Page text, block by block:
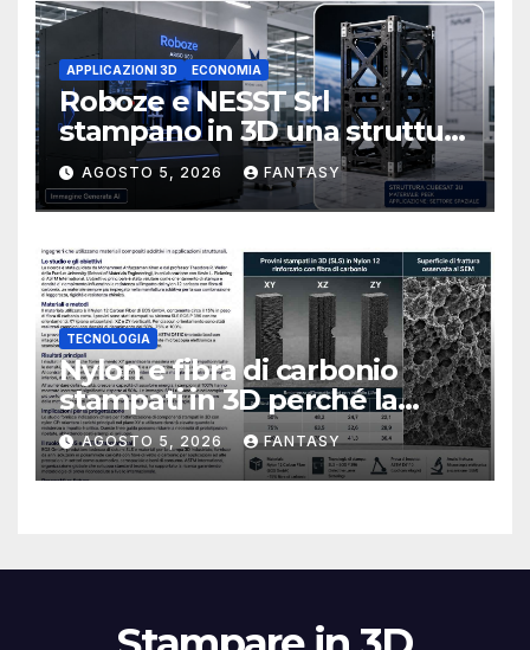
APPLICAZIONI 3D ECONOMIA
Roboze e NESST Srl
stampano in 3D una struttura
CubeSat 3U in Carbon PEEK
AGOSTO 5, 2026 FANTASY
TECNOLOGIA
Nylon e fibra di carbonio
stampati in 3D perché la
resistenza agli urti dipende
dal processo
AGOSTO 5, 2026 FANTASY